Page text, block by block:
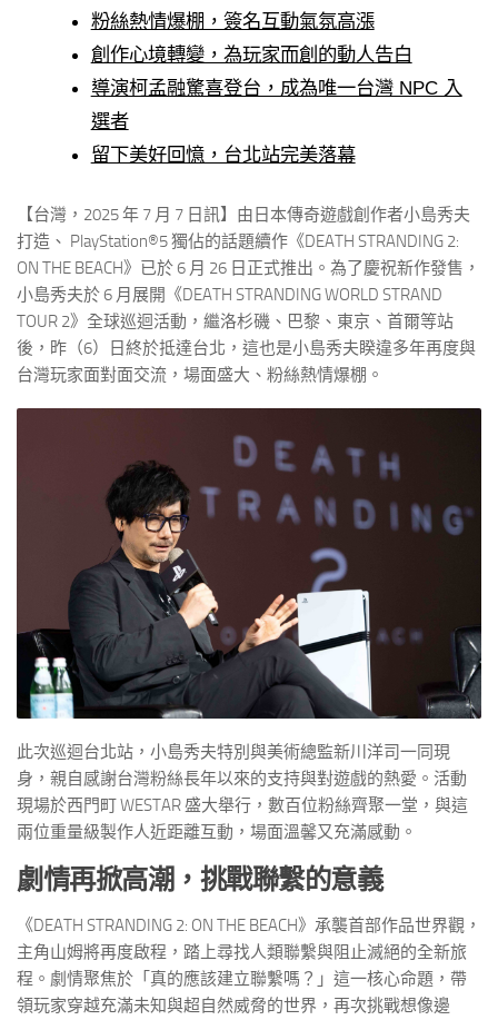
粉絲熱情爆棚，簽名互動氣氛高漲
創作心境轉變，為玩家而創的動人告白
導演柯孟融驚喜登台，成為唯一台灣 NPC 入
選者
留下美好回憶，台北站完美落幕
【台灣，2025 年 7 月 7 日訊】由日本傳奇遊戲創作者小島秀夫
打造、 PlayStation®5 獨佔的話題續作《DEATH STRANDING 2:
ON THE BEACH》已於 6 月 26 日正式推出。為了慶祝新作發售，
小島秀夫於 6 月展開《DEATH STRANDING WORLD STRAND
TOUR 2》全球巡迴活動，繼洛杉磯、巴黎、東京、首爾等站
後，昨（6）日終於抵達台北，這也是小島秀夫睽違多年再度與
台灣玩家面對面交流，場面盛大、粉絲熱情爆棚。
此次巡迴台北站，小島秀夫特別與美術總監新川洋司一同現
身，親自感謝台灣粉絲長年以來的支持與對遊戲的熱愛。活動
現場於西門町 WESTAR 盛大舉行，數百位粉絲齊聚一堂，與這
兩位重量級製作人近距離互動，場面溫馨又充滿感動。
劇情再掀高潮，挑戰聯繫的意義
《DEATH STRANDING 2: ON THE BEACH》承襲首部作品世界觀，
主角山姆將再度啟程，踏上尋找人類聯繫與阻止滅絕的全新旅
程。劇情聚焦於「真的應該建立聯繫嗎？」這一核心命題，帶
領玩家穿越充滿未知與超自然威脅的世界，再次挑戰想像邊